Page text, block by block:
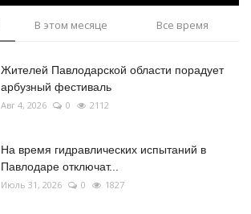
В этом месяце Все время
Жителей Павлодарской области порадует
арбузный фестиваль
Авг 4, 2026 0 2112
На время гидравлических испытаний в
Павлодаре отключат...
Июль 31, 2026 0 1827